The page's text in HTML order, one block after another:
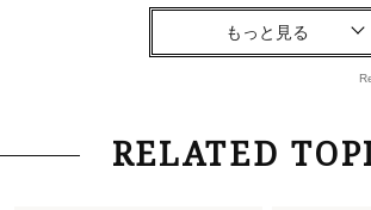
Fashion
【40代コンサバ派】白Tシャ
Lifestyle 2026.7.29
「お若いですね」は褒め言葉
RELATED